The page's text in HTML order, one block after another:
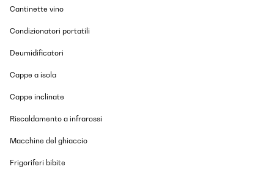
Cantinette vino
Condizionatori portatili
Deumidificatori
Cappe a isola
Cappe inclinate
Riscaldamento a infrarossi
Macchine del ghiaccio
Frigoriferi bibite